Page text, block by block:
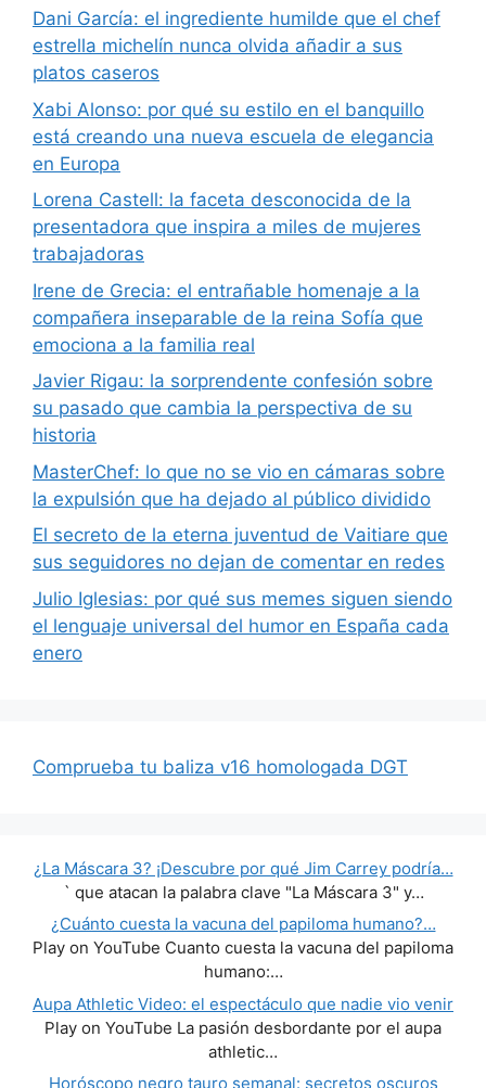
Dani García: el ingrediente humilde que el chef
estrella michelín nunca olvida añadir a sus
platos caseros
Xabi Alonso: por qué su estilo en el banquillo
está creando una nueva escuela de elegancia
en Europa
Lorena Castell: la faceta desconocida de la
presentadora que inspira a miles de mujeres
trabajadoras
Irene de Grecia: el entrañable homenaje a la
compañera inseparable de la reina Sofía que
emociona a la familia real
Javier Rigau: la sorprendente confesión sobre
su pasado que cambia la perspectiva de su
historia
MasterChef: lo que no se vio en cámaras sobre
la expulsión que ha dejado al público dividido
El secreto de la eterna juventud de Vaitiare que
sus seguidores no dejan de comentar en redes
Julio Iglesias: por qué sus memes siguen siendo
el lenguaje universal del humor en España cada
enero
Comprueba tu baliza v16 homologada DGT
¿La Máscara 3? ¡Descubre por qué Jim Carrey podría…
` que atacan la palabra clave "La Máscara 3" y…
¿Cuánto cuesta la vacuna del papiloma humano?…
Play on YouTube Cuanto cuesta la vacuna del papiloma
humano:…
Aupa Athletic Video: el espectáculo que nadie vio venir
Play on YouTube La pasión desbordante por el aupa
athletic…
Horóscopo negro tauro semanal: secretos oscuros